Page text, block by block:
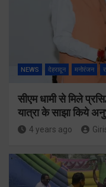
NEWS देहरादून मनोरंजन
सीएम धामी से मिले
यात्रा के साझा किये
4 years ago